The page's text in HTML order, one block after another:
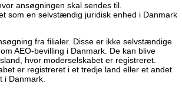
ansøgningen skal sendes til.
som en selvstændig juridisk enhed i Danmark
fra filialer. Disse er ikke selvstændige
AEO-bevilling i Danmark. De kan blive
hvor moderselskabet er registreret.
er registreret i et tredje land eller et andet
i Danmark.